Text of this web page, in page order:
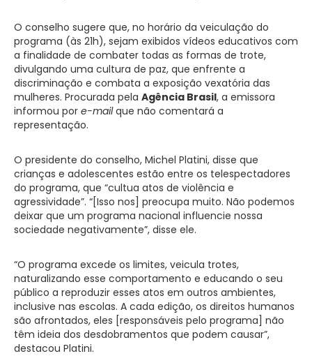
O conselho sugere que, no horário da veiculação do
programa (às 21h), sejam exibidos vídeos educativos com
a finalidade de combater todas as formas de trote,
divulgando uma cultura de paz, que enfrente a
discriminação e combata a exposição vexatória das
mulheres. Procurada pela Agência Brasil, a emissora
informou por e-mailque não comentará a
representação.
O presidente do conselho, Michel Platini, disse que
crianças e adolescentes estão entre os telespectadores
do programa, que “cultua atos de violência e
agressividade”. “[Isso nos] preocupa muito. Não podemos
deixar que um programa nacional influencie nossa
sociedade negativamente”, disse ele.
“O programa excede os limites, veicula trotes,
naturalizando esse comportamento e educando o seu
público a reproduzir esses atos em outros ambientes,
inclusive nas escolas. A cada edição, os direitos humanos
são afrontados, eles [responsáveis pelo programa] não
têm ideia dos desdobramentos que podem causar”,
destacou Platini.